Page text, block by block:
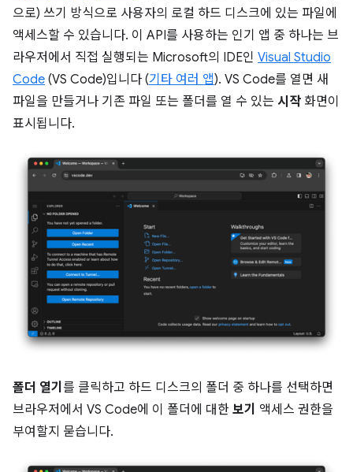
으로) 쓰기 방식으로 사용자의 로컬 하드 디스크에 있는 파일에
액세스할 수 있습니다. 이 API를 사용하는 인기 앱 중 하나는 브
라우저에서 직접 실행되는 Microsoft의 IDE인 Visual Studio
Code (VS Code)입니다 (기타 여러 앱). VS Code를 열면 새
파일을 만들거나 기존 파일 또는 폴더를 열 수 있는 시작 화면이
표시됩니다.
폴더 열기 를 클릭하고 하드 디스크의 폴더 중 하나를 선택하면
브라우저에서 VS Code에 이 폴더에 대한 보기 액세스 권한을
부여할지 묻습니다.